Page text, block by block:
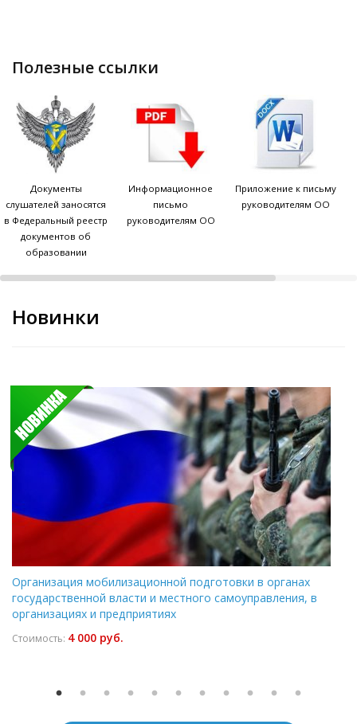
полезные ссылки
Документы
слушателей заносятся
в Федеральный реестр
документов об
образовании
Информационное
письмо
руководителям ОО
Приложение к письму
руководителям ОО
Новинки
Организация мобилизационной подготовки в органах
государственной власти и местного самоуправления, в
организациях и предприятиях
Стоимость: 4 000 руб.